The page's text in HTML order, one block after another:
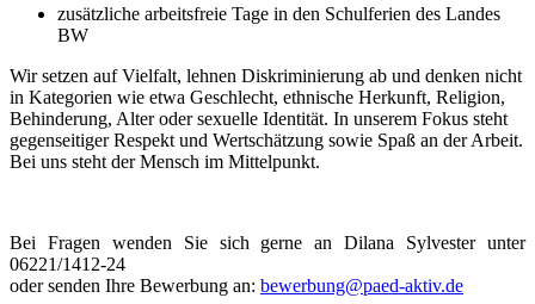
zusätzliche arbeitsfreie Tage in den Schulferien des Landes
BW
Wir setzen auf Vielfalt, lehnen Diskriminierung ab und denken nicht
in Kategorien wie etwa Geschlecht, ethnische Herkunft, Religion,
Behinderung, Alter oder sexuelle Identität. In unserem Fokus steht
gegenseitiger Respekt und Wertschätzung sowie Spaß an der Arbeit.
Bei uns steht der Mensch im Mittelpunkt.
Bei Fragen wenden Sie sich gerne an Dilana Sylvester unter
06221/1412-24
oder senden Ihre Bewerbung an: bewerbung@paed-aktiv.de